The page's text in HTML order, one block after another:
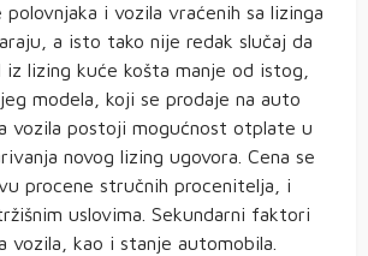
polovnjaka i vozila vraćenih sa lizinga
a isto tako nije redak slučaj da
lizing kuće košta manje od istog,
modela, koji se prodaje na auto
vozila postoji mogućnost otplate u
novog lizing ugovora. Cena se
procene stručnih procenitelja, i
uslovima. Sekundarni faktori
vozila, kao i stanje automobila.